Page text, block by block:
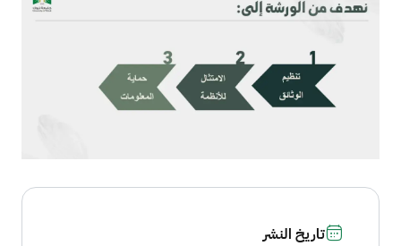
تاريخ النشر